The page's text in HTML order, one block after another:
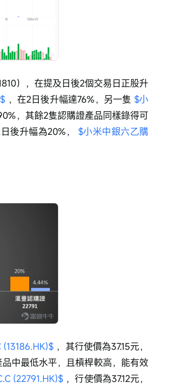
），在提及日後2個交易日正股升
，在2日後升幅達76%，另一隻 $小
，其餘2隻認購證產品同樣錄得可
後升幅為20%， $小米中銀六乙購
，其行使價為37.15元，
中最低水平，且槓桿較高，能有效
(22791.HK)$ ，行使價為37.12元，